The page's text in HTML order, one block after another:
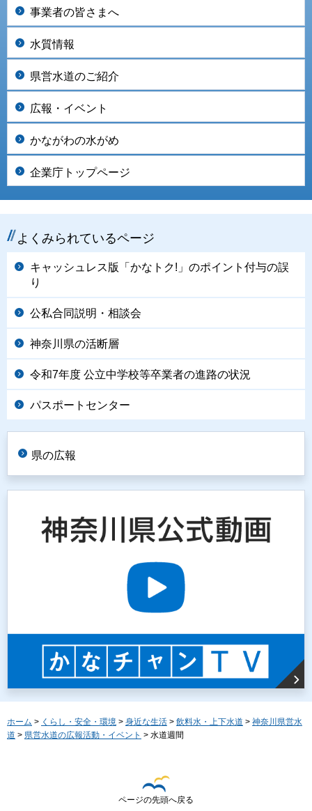
事業者の皆さまへ
水質情報
県営水道のご紹介
広報・イベント
かながわの水がめ
企業庁トップページ
よくみられているページ
キャッシュレス版「かなトク!」のポイント付与の誤
り
公私合同説明・相談会
神奈川県の活断層
令和7年度 公立中学校等卒業者の進路の状況
パスポートセンター
県の広報
ホーム > くらし・安全・環境 > 身近な生活 > 飲料水・上下水道 > 神奈川県営水
道 > 県営水道の広報活動・イベント > 水道週間
ページの先頭へ戻る